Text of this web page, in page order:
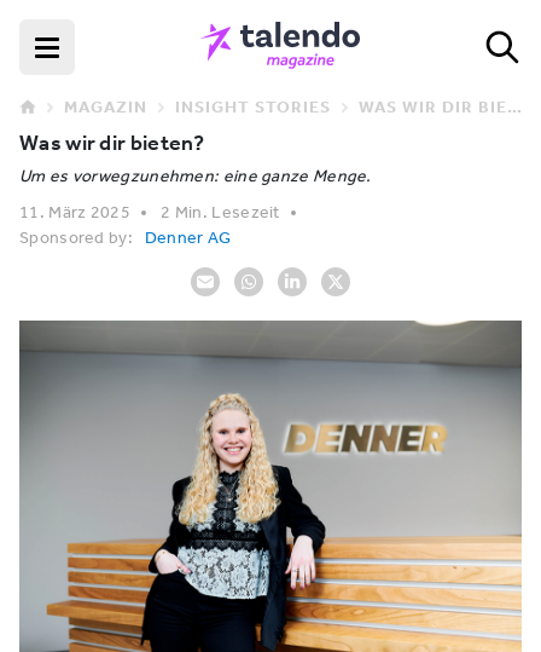
MAGAZIN INSIGHT STORIES WAS WIR DIR BIETEN?
Was wir dir bieten?
Um es vorwegzunehmen: eine ganze Menge.
11. März 2025
2 Min. Lesezeit
Sponsored by: Denner AG